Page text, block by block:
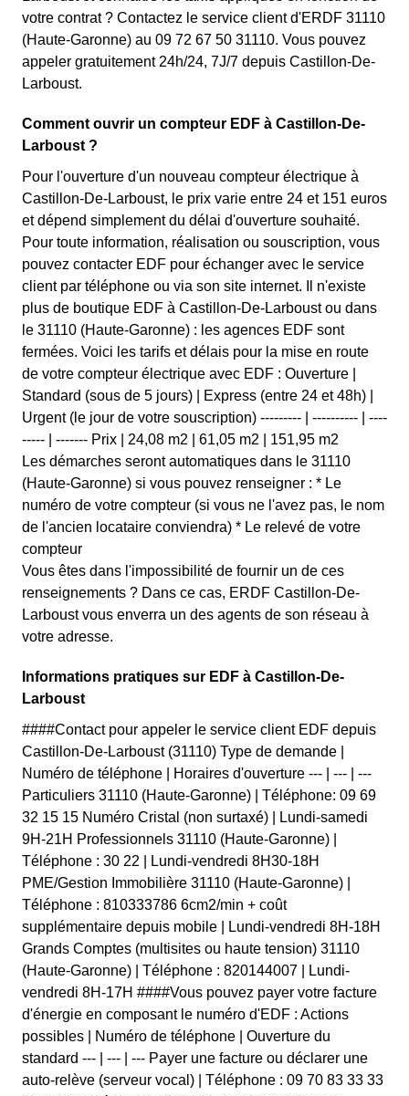
votre contrat ? Contactez le service client d'ERDF 31110
(Haute-Garonne) au 09 72 67 50 31110. Vous pouvez
appeler gratuitement 24h/24, 7J/7 depuis Castillon-De-
Larboust.
Comment ouvrir un compteur EDF à Castillon-De-
Larboust ?
Pour l'ouverture d'un nouveau compteur électrique à
Castillon-De-Larboust, le prix varie entre 24 et 151 euros
et dépend simplement du délai d'ouverture souhaité.
Pour toute information, réalisation ou souscription, vous
pouvez contacter EDF pour échanger avec le service
client par téléphone ou via son site internet. Il n'existe
plus de boutique EDF à Castillon-De-Larboust ou dans
le 31110 (Haute-Garonne) : les agences EDF sont
fermées. Voici les tarifs et délais pour la mise en route
de votre compteur électrique avec EDF : Ouverture |
Standard (sous de 5 jours) | Express (entre 24 et 48h) |
Urgent (le jour de votre souscription) --------- | ---------- | ----
----- | ------- Prix | 24,08 m2 | 61,05 m2 | 151,95 m2
Les démarches seront automatiques dans le 31110
(Haute-Garonne) si vous pouvez renseigner : * Le
numéro de votre compteur (si vous ne l'avez pas, le nom
de l'ancien locataire conviendra) * Le relevé de votre
compteur
Vous êtes dans l'impossibilité de fournir un de ces
renseignements ? Dans ce cas, ERDF Castillon-De-
Larboust vous enverra un des agents de son réseau à
votre adresse.
Informations pratiques sur EDF à Castillon-De-
Larboust
####Contact pour appeler le service client EDF depuis
Castillon-De-Larboust (31110) Type de demande |
Numéro de téléphone | Horaires d'ouverture --- | --- | ---
Particuliers 31110 (Haute-Garonne) | Téléphone: 09 69
32 15 15 Numéro Cristal (non surtaxé) | Lundi-samedi
9H-21H Professionnels 31110 (Haute-Garonne) |
Téléphone : 30 22 | Lundi-vendredi 8H30-18H
PME/Gestion Immobilière 31110 (Haute-Garonne) |
Téléphone : 810333786 6cm2/min + coût
supplémentaire depuis mobile | Lundi-vendredi 8H-18H
Grands Comptes (multisites ou haute tension) 31110
(Haute-Garonne) | Téléphone : 820144007 | Lundi-
vendredi 8H-17H ####Vous pouvez payer votre facture
d'énergie en composant le numéro d'EDF : Actions
possibles | Numéro de téléphone | Ouverture du
standard --- | --- | --- Payer une facture ou déclarer une
auto-relève (serveur vocal) | Téléphone : 09 70 83 33 33